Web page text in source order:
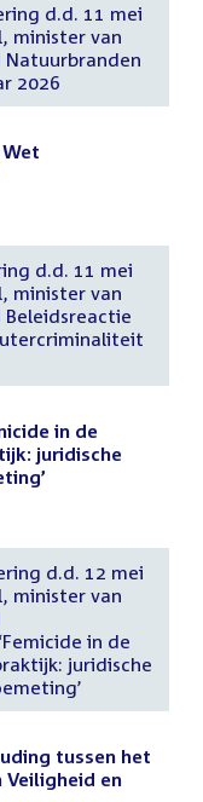
d.d. 11 mei
minister van
Natuurbranden
2026
d.d. 11 mei
minister van
in de
juridische
d.d. 12 mei
minister van
in de
juridische
tussen het
Veiligheid en